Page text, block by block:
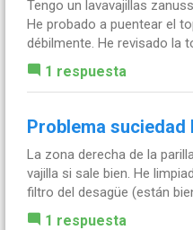
Tengo un lavavajillas
He probado a puentear el
débilmente. He revisado la
1 respuesta
Problema suciedad
La zona derecha de la
vajilla si sale bien. He
filtro del desagüe (están
1 respuesta